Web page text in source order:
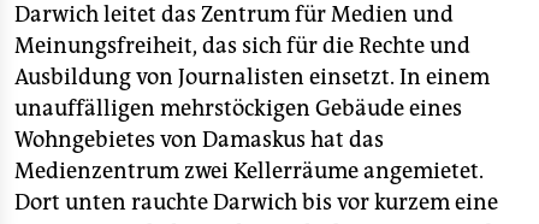
Darwich leitet das Zentrum für Medien und
Meinungsfreiheit, das sich für die Rechte und
Ausbildung von Journalisten einsetzt. In einem
unauffälligen mehrstöckigen Gebäude eines
Wohngebietes von Damaskus hat das
Medienzentrum zwei Kellerräume angemietet.
Dort unten rauchte Darwich bis vor kurzem eine